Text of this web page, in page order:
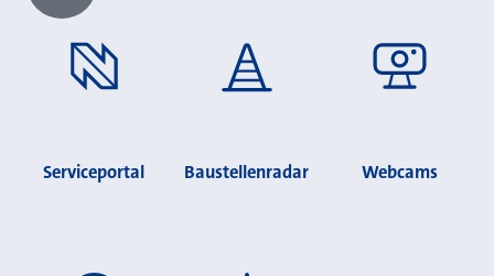
Chatbot laden?
Serviceportal Baustellenradar Webcams